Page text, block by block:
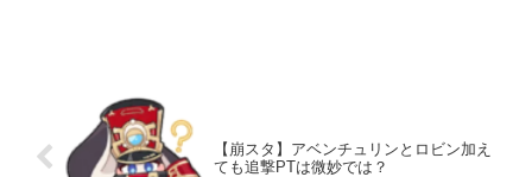
【崩スタ】アベンチュリンとロビン加え
ても追撃PTは微妙では？